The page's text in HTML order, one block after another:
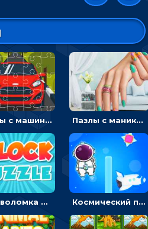
Пазлы с машинами Форд: собирать картинки и открывать новые Пазлы с маникюром: собери идеальный рисунок для ногтей
Головоломка с часами для детей: читать время по циферблату Космический побег: двигать космонавта, чтобы попасть к кораблю